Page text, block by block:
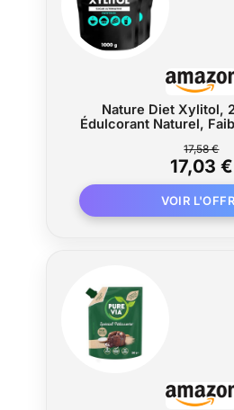
Nature Diet Xylitol,
Édulcorant Naturel,
17,58 €
17,03 €